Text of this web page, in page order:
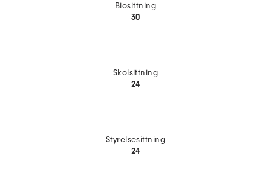
Biosittning
30
Skolsittning
24
Styrelsesittning
24